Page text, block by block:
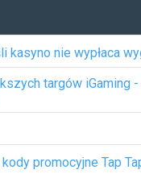
kasyno nie wypłaca
targów iGaming -
promocyjne Tap